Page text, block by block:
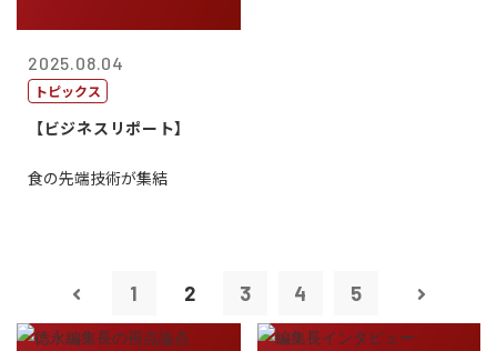
2025.08.04
トピックス
【ビジネスリポート】
食の先端技術が集結
1 2 3 4 5